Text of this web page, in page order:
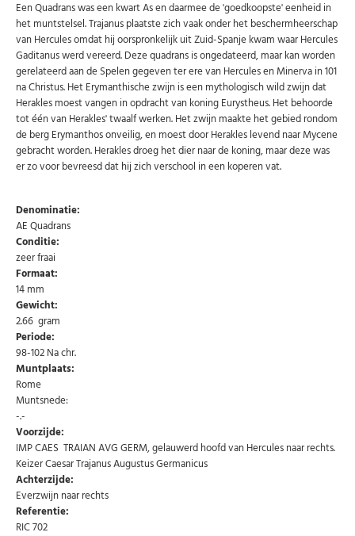
Een Quadrans was een kwart As en daarmee de 'goedkoopste' eenheid in
het muntstelsel. Trajanus plaatste zich vaak onder het beschermheerschap
van Hercules omdat hij oorspronkelijk uit Zuid-Spanje kwam waar Hercules
Gaditanus werd vereerd. Deze quadrans is ongedateerd, maar kan worden
gerelateerd aan de Spelen gegeven ter ere van Hercules en Minerva in 101
na Christus. Het Erymanthische zwijn is een mythologisch wild zwijn dat
Herakles moest vangen in opdracht van koning Eurystheus. Het behoorde
tot één van Herakles' twaalf werken. Het zwijn maakte het gebied rondom
de berg Erymanthos onveilig, en moest door Herakles levend naar Mycene
gebracht worden. Herakles droeg het dier naar de koning, maar deze was
er zo voor bevreesd dat hij zich verschool in een koperen vat.
Denominatie:
AE Quadrans
Conditie:
zeer fraai
Formaat:
14 mm
Gewicht:
2.66 gram
Periode:
98-102 Na chr.
Muntplaats:
Rome
Muntsnede:
-.-
Voorzijde:
IMP CAES TRAIAN AVG GERM, gelauwerd hoofd van Hercules naar rechts.
Keizer Caesar Trajanus Augustus Germanicus
Achterzijde:
Everzwijn naar rechts
Referentie:
RIC 702